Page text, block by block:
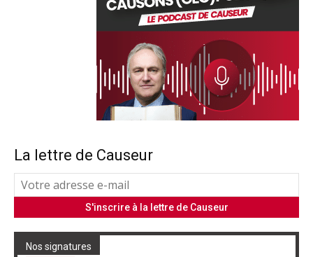
La lettre de Causeur
Nos signatures